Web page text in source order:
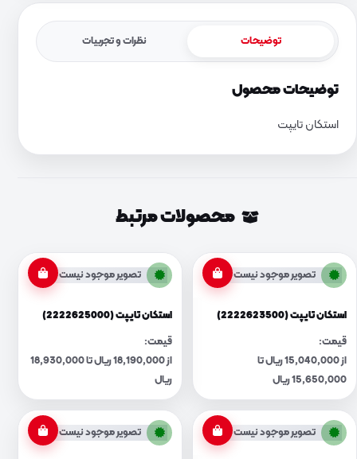
توضیحات نظرات و تجربیات
توضیحات محصول
استکان تایپت
محصولات مرتبط
تصویر موجود نیست
استکان تایپت (2222623500)
قیمت:
از 15,040,000 ریال تا
15,650,000 ریال
تصویر موجود نیست
استکان تایپت (2222625000)
قیمت:
از 18,190,000 ریال تا 18,930,000
ریال
تصویر موجود نیست تصویر موجود نیست